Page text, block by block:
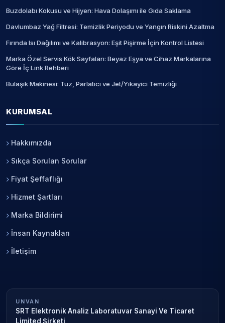
Buzdolabı Kokusu ve Hijyen: Hava Dolaşımı ile Gıda Saklama
Davlumbaz Yağ Filtresi: Temizlik Periyodu ve Yangın Riskini Azaltma
Fırında Isı Dağılımı ve Kalibrasyon: Eşit Pişirme İçin Kontrol Listesi
Marka Özel Servis Kök Sayfaları: Beyaz Eşya ve Cihaz Markalarına
Göre İç Link Rehberi
Bulaşık Makinesi: Tuz, Parlatıcı ve Jet/Yıkayici Temizliği
KURUMSAL
Hakkımızda
Sıkça Sorulan Sorular
Fiyat Şeffaflığı
Hizmet Şartları
Marka Bildirimi
İnsan Kaynakları
İletişim
UNVAN
SRT Elektronik Analiz Laboratuvar Sanayi Ve Ticaret
Limited Şirketi